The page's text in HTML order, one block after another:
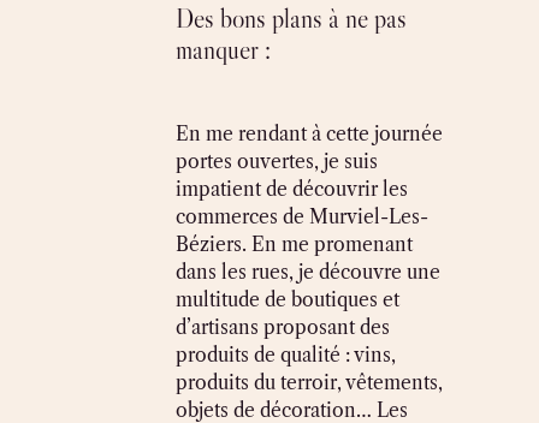
Des bons plans à ne pas
manquer :
En me rendant à cette journée
portes ouvertes, je suis
impatient de découvrir les
commerces de Murviel-Les-
Béziers. En me promenant
dans les rues, je découvre une
multitude de boutiques et
d’artisans proposant des
produits de qualité : vins,
produits du terroir, vêtements,
objets de décoration… Les